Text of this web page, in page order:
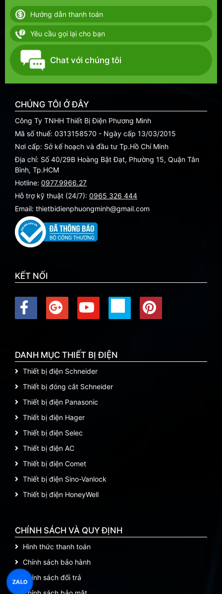
Hướng dẫn thanh toán
Yêu cầu gọi lại cho bạn
Chat với chúng tôi
CHÚNG TÔI Ở ĐÂY
Công Ty TNHH Thiết Bị Điện Phương Minh
Mã số thuế: 0313158570 - Ngày cấp 13/03/2015
Nơi cấp: Sở kế hoạch và đầu tư Tp.Hồ Chí Minh
Địa chỉ: Số 40/29B Hoàng Bật Đạt, Phường 15, Quận Tân
Bình, Tp.HCM
Hotline: 0977.9966.27
Hỗ trợ kỹ thuật (24/7): 0965 326 444
Email: thietbidienphuongminh@gmail.com
KẾT NỐI
DANH MỤC THIẾT BỊ ĐIỆN
Thiết bị điện Schneider
Thiết bị đóng cắt Schneider
Thiết bị điện Panasonic
Thiết bị điện Hager
Thiết bị điện Selec
Thiết bị điện AC
Thiết bị điện Comet
Thiết bị điện Sino-Vanlock
Thiết bị điện HoneyWell
CHÍNH SÁCH VÀ QUY ĐỊNH
Hình thức thanh toán
Chính sách bảo hành
Chính sách đổi trả
ZALO